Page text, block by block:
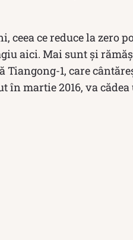
ceea ce reduce la zero
aici. Mai sunt și
Tiangong-1, care
martie 2016, va cădea